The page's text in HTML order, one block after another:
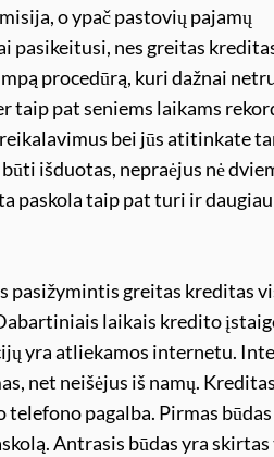
o ypač pastovių pajamų
pasikeitusi, nes greitas
procedūrą, kuri dažnai
taip pat seniems laikams
bei jūs atitinkate
išduotas, nepraėjus nė
paskola taip pat turi ir daugiau
greitas kreditas
laikais kredito
yra atliekamos internetu.
net neišėjus iš namų.
pagalba. Pirmas
Antrasis būdas yra skirtas